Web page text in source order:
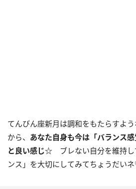
てんびん座新月は調和をもたらすよ
から、 あなた自身も今は「バランス
と良い感じ☆ ブレない自分を維持
ンス」を大切にしてみてちょうだい